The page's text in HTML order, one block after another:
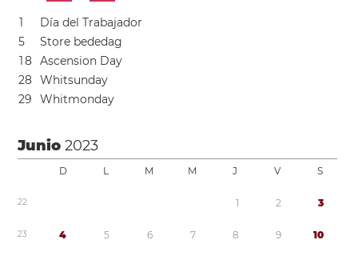
1
Día del Trabajador
5
Store bededag
18 Ascension Day
28 Whitsunday
29 Whitmonday
Junio2023
D L M M J V S
22 1 2 3
23 4 5 6 7 8 9 10